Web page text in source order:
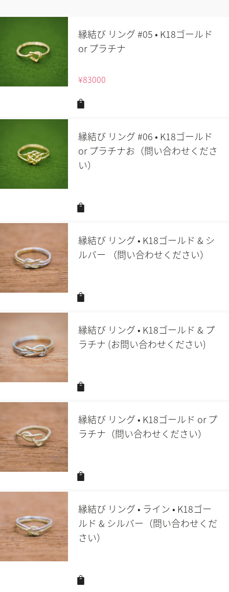
縁結び リング #05 • K18ゴールド
or プラチナ
¥83000
縁結び リング #06 • K18ゴールド
or プラチナお（問い合わせくださ
い）
縁結び リング • K18ゴールド & シ
ルバー （問い合わせください）
縁結び リング • K18ゴールド & プ
ラチナ (お問い合わせください)
縁結び リング • K18ゴールド or プ
ラチナ（問い合わせください）
縁結び リング • ライン • K18ゴー
ルド & シルバー（問い合わせくだ
さい）